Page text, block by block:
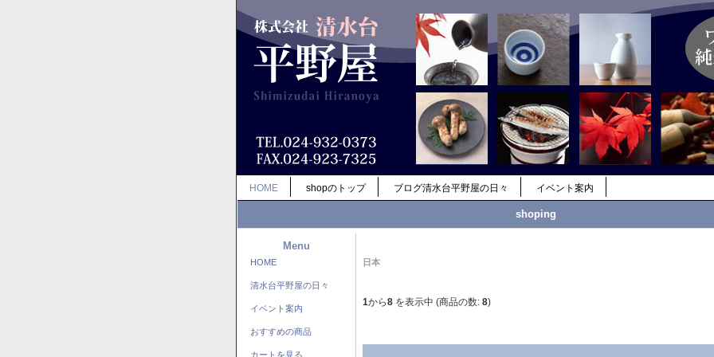
HOME shopのトップ ブログ清水台平野屋の日々 イベント案内
shoping
Menu
HOME
清水台平野屋の日々
イベント案内
おすすめの商品
カートを見る
日本
1から8 を表示中 (商品の数: 8)